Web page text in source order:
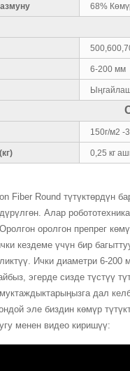
68%
6-200 мм
150г/м2 -
0,25 кг
Fiber Round түтүктөрдүн
Алар
оролгон препрег
кездеме үчүн бир
Ички диаметри 6-
эгерде сизде түстүү
дал
эле биздин көмүр
менен видео киришүү: